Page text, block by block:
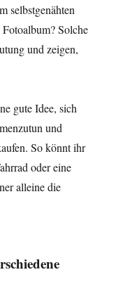
selbstgenähten
Solche
und zeigen,
gute Idee, sich
und
So könnt ihr
oder eine
alleine die